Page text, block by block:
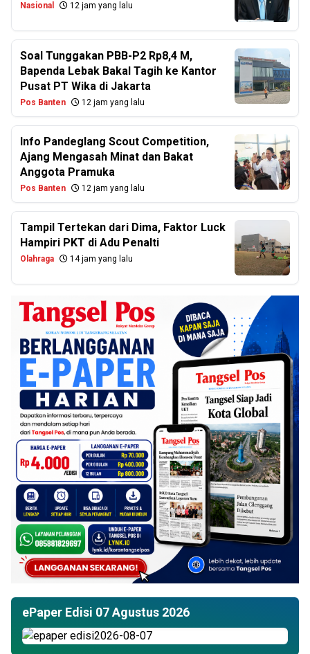
Nasional 12 jam yang lalu
Soal Tunggakan PBB-P2 Rp8,4 M,
Bapenda Lebak Bakal Tagih ke Kantor
Pusat PT Wika di Jakarta
Pos Banten 12 jam yang lalu
Info Pandeglang Scout Competition,
Ajang Mengasah Minat dan Bakat
Anggota Pramuka
Pos Banten 12 jam yang lalu
Tampil Tertekan dari Dima, Faktor Luck
Hampiri PKT di Adu Penalti
Olahraga 14 jam yang lalu
ePaper Edisi 07 Agustus 2026